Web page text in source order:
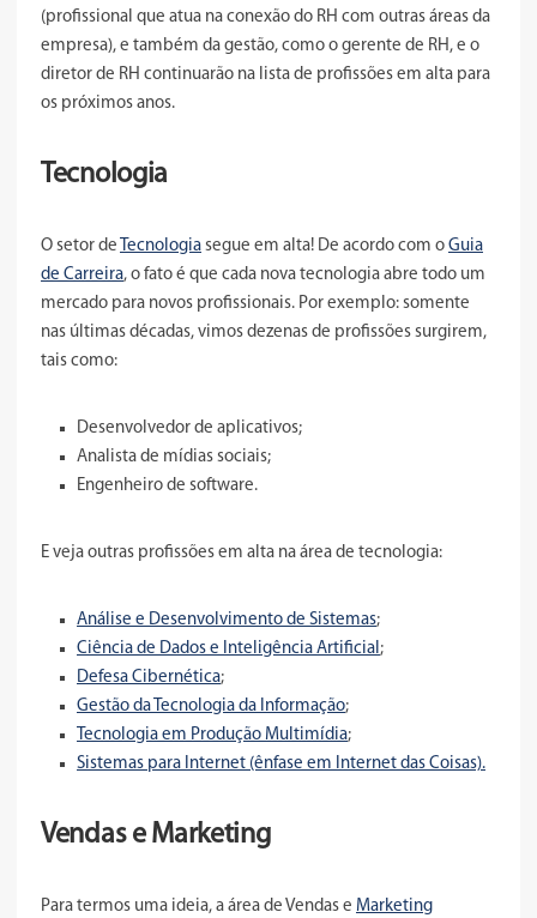
(profissional que atua na conexão do RH com outras áreas da
empresa), e também da gestão, como o gerente de RH, e o
diretor de RH continuarão na lista de profissões em alta para
os próximos anos.
Tecnologia
O setor de Tecnologia segue em alta! De acordo com o Guia
de Carreira, o fato é que cada nova tecnologia abre todo um
mercado para novos profissionais. Por exemplo: somente
nas últimas décadas, vimos dezenas de profissões surgirem,
tais como:
Desenvolvedor de aplicativos;
Analista de mídias sociais;
Engenheiro de software.
E veja outras profissões em alta na área de tecnologia:
Análise e Desenvolvimento de Sistemas;
Ciência de Dados e Inteligência Artificial;
Defesa Cibernética;
Gestão da Tecnologia da Informação;
Tecnologia em Produção Multimídia;
Sistemas para Internet (ênfase em Internet das Coisas).
Vendas e Marketing
Para termos uma ideia, a área de Vendas e Marketing